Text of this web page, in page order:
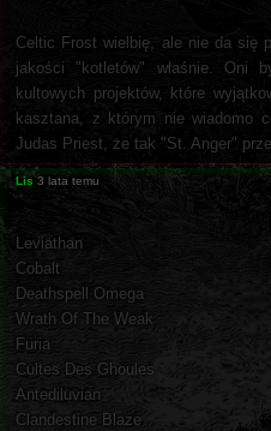
Celtic Frost wielbię, ale nie da się
jakości "kotletów" właśnie. Oni
kultowych projektów, które
kasztana, z którym nie wiadomo
Judas Priest, że tak "St. Anger"
Lis 3 lata temu
Leviathan
Cobalt
Deathspell Omega
Wrath Of The Weak
Furia
Cultes Des Ghoules
Antediluvian
Clandestine Blaze